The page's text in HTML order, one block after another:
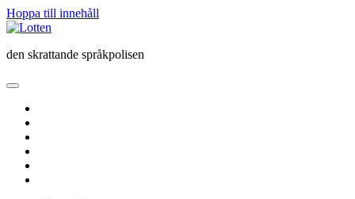
Hoppa till innehåll
Lotten
den skrattande språkpolisen
öppna
meny